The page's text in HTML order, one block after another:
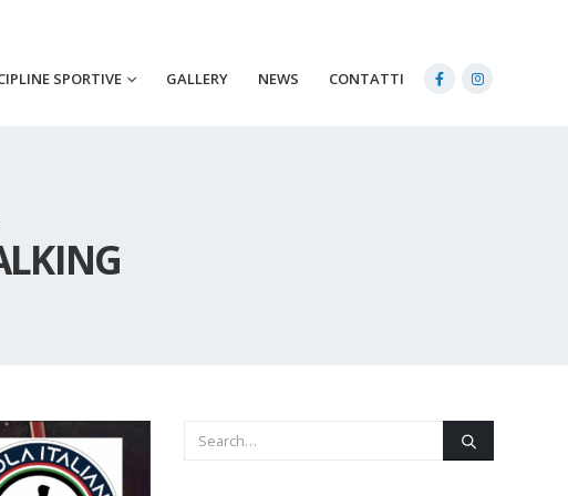
SPORTIVE GALLERY NEWS CONTATTI